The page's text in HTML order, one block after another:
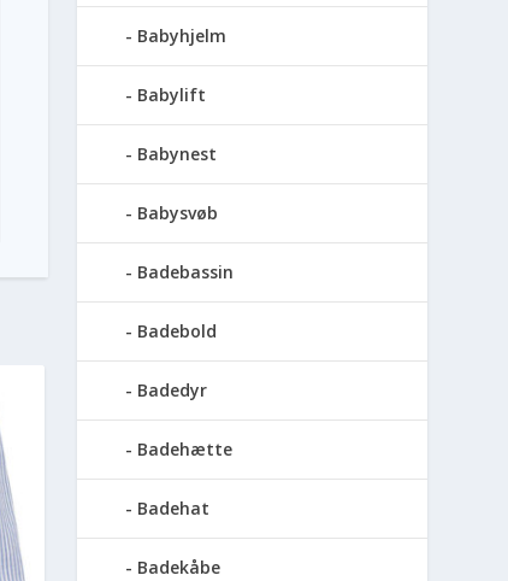
Babyhjelm
Babylift
Babynest
Babysvøb
Badebassin
Badebold
Badedyr
Badehætte
Badehat
Badekåbe